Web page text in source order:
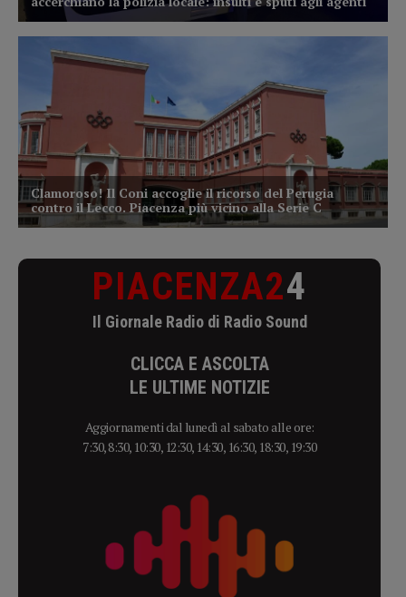
PIACENZA24
Il Giornale Radio di Radio Sound
CLICCA E ASCOLTA
LE ULTIME NOTIZIE
Aggiornamenti dal lunedì al sabato alle ore:
7:30, 8:30, 10:30, 12:30, 14:30, 16:30, 18:30, 19:30